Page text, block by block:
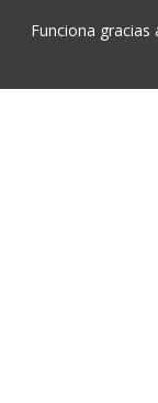
Funciona gracias